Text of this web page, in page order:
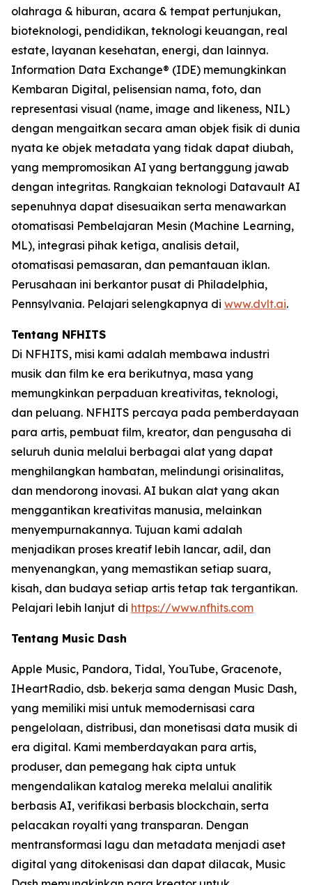
olahraga & hiburan, acara & tempat pertunjukan,
bioteknologi, pendidikan, teknologi keuangan, real
estate, layanan kesehatan, energi, dan lainnya.
Information Data Exchange® (IDE) memungkinkan
Kembaran Digital, pelisensian nama, foto, dan
representasi visual (name, image and likeness, NIL)
dengan mengaitkan secara aman objek fisik di dunia
nyata ke objek metadata yang tidak dapat diubah,
yang mempromosikan AI yang bertanggung jawab
dengan integritas. Rangkaian teknologi Datavault AI
sepenuhnya dapat disesuaikan serta menawarkan
otomatisasi Pembelajaran Mesin (Machine Learning,
ML), integrasi pihak ketiga, analisis detail,
otomatisasi pemasaran, dan pemantauan iklan.
Perusahaan ini berkantor pusat di Philadelphia,
Pennsylvania. Pelajari selengkapnya di www.dvlt.ai.
Tentang NFHITS
Di NFHITS, misi kami adalah membawa industri
musik dan film ke era berikutnya, masa yang
memungkinkan perpaduan kreativitas, teknologi,
dan peluang. NFHITS percaya pada pemberdayaan
para artis, pembuat film, kreator, dan pengusaha di
seluruh dunia melalui berbagai alat yang dapat
menghilangkan hambatan, melindungi orisinalitas,
dan mendorong inovasi. AI bukan alat yang akan
menggantikan kreativitas manusia, melainkan
menyempurnakannya. Tujuan kami adalah
menjadikan proses kreatif lebih lancar, adil, dan
menyenangkan, yang memastikan setiap suara,
kisah, dan budaya setiap artis tetap tak tergantikan.
Pelajari lebih lanjut di https://www.nfhits.com
Tentang Music Dash
Apple Music, Pandora, Tidal, YouTube, Gracenote,
IHeartRadio, dsb. bekerja sama dengan Music Dash,
yang memiliki misi untuk memodernisasi cara
pengelolaan, distribusi, dan monetisasi data musik di
era digital. Kami memberdayakan para artis,
produser, dan pemegang hak cipta untuk
mengendalikan katalog mereka melalui analitik
berbasis AI, verifikasi berbasis blockchain, serta
pelacakan royalti yang transparan. Dengan
mentransformasi lagu dan metadata menjadi aset
digital yang ditokenisasi dan dapat dilacak, Music